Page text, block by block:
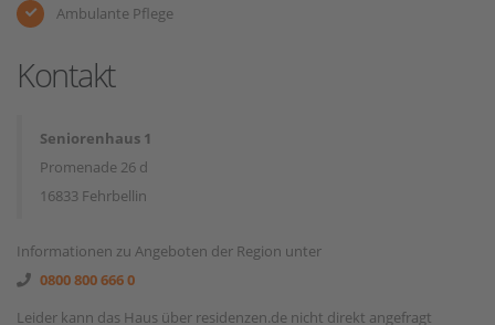
Ambulante Pflege
Kontakt
Seniorenhaus 1
Promenade 26 d
16833 Fehrbellin
Informationen zu Angeboten der Region unter
0800 800 666 0
Leider kann das Haus über residenzen.de nicht direkt angefragt